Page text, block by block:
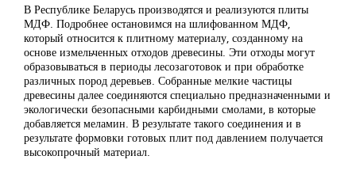
В Республике Беларусь производятся и реализуются плиты
МДФ. Подробнее остановимся на шлифованном МДФ,
который относится к плитному материалу, созданному на
основе измельченных отходов древесины. Эти отходы могут
образовываться в периоды лесозаготовок и при обработке
различных пород деревьев. Собранные мелкие частицы
древесины далее соединяются специально предназначенными и
экологически безопасными карбидными смолами, в которые
добавляется меламин. В результате такого соединения и в
результате формовки готовых плит под давлением получается
высокопрочный материал.